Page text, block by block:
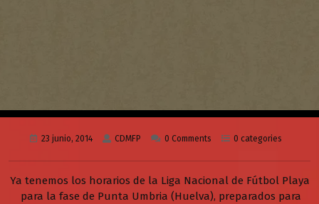
23 junio, 2014 CDMFP 0 Comments 0 categories
Ya tenemos los horarios de la Liga Nacional de Fútbol Playa
para la fase de Punta Umbria (Huelva), preparados para